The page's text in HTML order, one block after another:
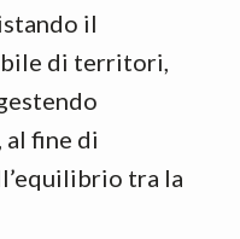
il
di territori,
fine di
tra la